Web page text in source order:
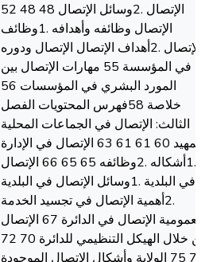
الإتصال .2وسائل الإتصال 48 48 52
الإتصال وظائفه وأهدافه .1وظائف
الإتصال .2أهداف الإتصال الإتصال ودوره
في المؤسسة 55 مهارات الإتصال بين
المورد البشري في المؤسسات 56
خلاصة 58فهرس المحتويات الفصل
الثالث: الإتصال في الجماعات المحلية
تمهيد 60 61 61 63 الإتصال في الإدارة
.1أشكاله .2وظائفه 65 65 66 الإتصال
في البلدية .1وسائل الإتصال في البلدية
.2أهمية الإتصال في تجسيد الخدمة
العمومية الإتصال في الدائرة 67 الإتصال
من خلال الهيكل التنظيمي للدائرة 70 72
72 75 الولاية وأشكال الإتصال الموجودة